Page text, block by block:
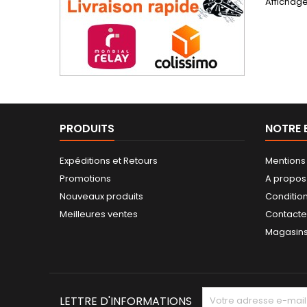
PRODUITS
Expéditions et Retours
Promotions
Nouveaux produits
Meilleures ventes
NOTRE
A propos
Magasins
LETTRE D'INFORMATIONS